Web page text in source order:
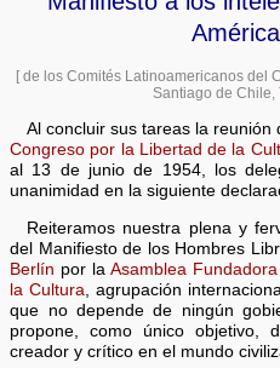
[ de los Comités Latinoamericanos del
Santiago de Chile,
Al concluir sus tareas la reunión
Congreso por la Libertad de la
al 13 de junio de 1954, los
unanimidad en la siguiente
Reiteramos nuestra plena y
del Manifiesto de los Hombres
Berlín por laAsamblea
la Cultura , agrupación
que no depende de ningún
propone, como único objetivo,
creador y crítico en el mundo